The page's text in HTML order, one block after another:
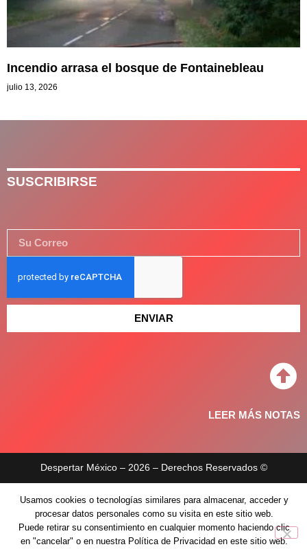
Incendio arrasa el bosque de Fontainebleau
julio 13, 2026
SUSCRIBIRSE
ENVIAR
LEER MÁS NOTAS
Despertar México – 2026 – Derechos Reservados ©
Aviso de privacidad
Políticas de privacidad
Usamos cookies o tecnologías similares para almacenar, acceder y
procesar datos personales como su visita en este sitio web.
Puede retirar su consentimiento en cualquier momento haciendo clic
en "cancelar" o en nuestra Política de Privacidad en este sitio web.